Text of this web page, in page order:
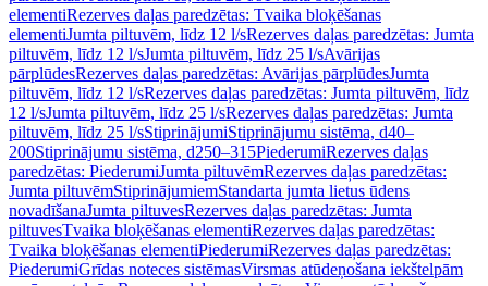
elementiRezerves daļas paredzētas: Tvaika bloķēšanas
elementiJumta piltuvēm, līdz 12 l/sRezerves daļas paredzētas: Jumta
piltuvēm, līdz 12 l/sJumta piltuvēm, līdz 25 l/sAvārijas
pārplūdesRezerves daļas paredzētas: Avārijas pārplūdesJumta
piltuvēm, līdz 12 l/sRezerves daļas paredzētas: Jumta piltuvēm, līdz
12 l/sJumta piltuvēm, līdz 25 l/sRezerves daļas paredzētas: Jumta
piltuvēm, līdz 25 l/sStiprinājumiStiprinājumu sistēma, d40–
200Stiprinājumu sistēma, d250–315PiederumiRezerves daļas
paredzētas: PiederumiJumta piltuvēmRezerves daļas paredzētas:
Jumta piltuvēmStiprinājumiemStandarta jumta lietus ūdens
novadīšanaJumta piltuvesRezerves daļas paredzētas: Jumta
piltuvesTvaika bloķēšanas elementiRezerves daļas paredzētas:
Tvaika bloķēšanas elementiPiederumiRezerves daļas paredzētas:
PiederumiGrīdas noteces sistēmasVirsmas atūdeņošana iekštelpām